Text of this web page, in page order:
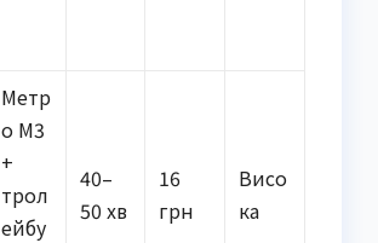
Метр
о М3
+
трол
ейбу
40–
50 хв
16
грн
Висо
ка